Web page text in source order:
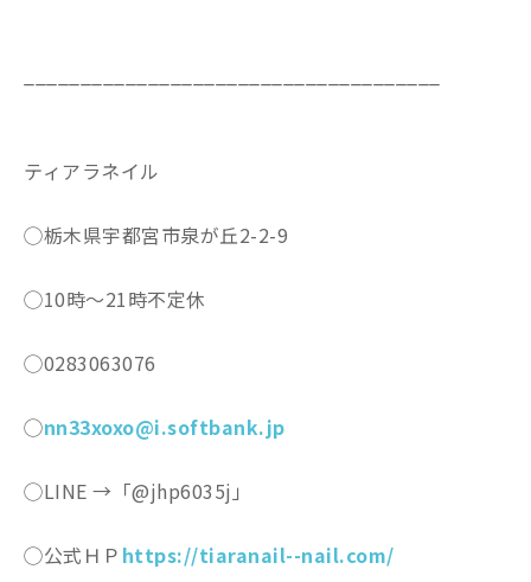
ティアラネイル
◯栃木県宇都宮市泉が丘2-2-9
◯10時〜21時不定休
◯0283063076
◯nn33xoxo@i.softbank.jp
◯LINE →「@jhp6035j」
◯公式ＨＰ https://tiaranail--nail.com/